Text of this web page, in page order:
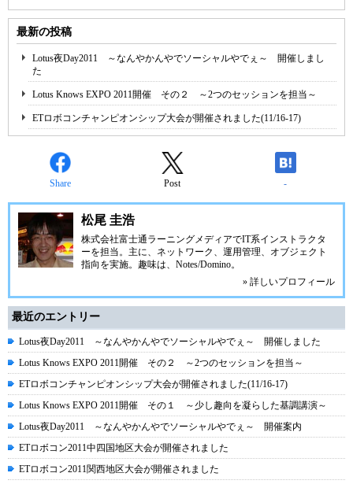
最新の投稿
Lotus夜Day2011 ～なんやかんやでソーシャルやでぇ～ 開催しまし
た
Lotus Knows EXPO 2011開催 その２ ～2つのセッションを担当～
ETロボコンチャンピオンシップ大会が開催されました(11/16-17)
Share Post -
松尾 圭浩
株式会社富士通ラーニングメディアでIT系インストラクタ
ーを担当。主に、ネットワーク、運用管理、オブジェクト
指向を実施。趣味は、 Notes/Domino。
» 詳しいプロフィール
最近のエントリー
Lotus夜Day2011 ～なんやかんやでソーシャルやでぇ～ 開催しました
Lotus Knows EXPO 2011開催 その２ ～2つのセッションを担当～
ETロボコンチャンピオンシップ大会が開催されました(11/16-17)
Lotus Knows EXPO 2011開催 その１ ～少し趣向を凝らした基調講演～
Lotus夜Day2011 ～なんやかんやでソーシャルやでぇ～ 開催案内
ETロボコン2011中四国地区大会が開催されました
ETロボコン2011関西地区大会が開催されました